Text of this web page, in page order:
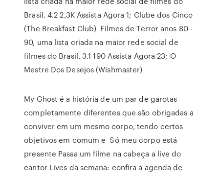
Brasil. 4.2 2,3K Assista Agora 1; Clube dos Cinco
(The Breakfast Club) Filmes de Terror anos 80 -
90, uma lista criada na maior rede social de
filmes do Brasil. 3.1 190 Assista Agora 23; O
Mestre Dos Desejos (Wishmaster)
My Ghost é a história de um par de garotas
completamente diferentes que são obrigadas a
conviver em um mesmo corpo, tendo certos
objetivos em comum e Só meu corpo está
presente Passa um filme na cabeça a live do
cantor Lives da semana: confira a agenda de